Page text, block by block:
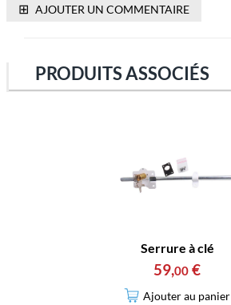
⊞ AJOUTER UN COMMENTAIRE
PRODUITS ASSOCIÉS
Serrure à clé
59,00 €
Ajouter au panier